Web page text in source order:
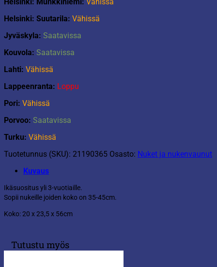
Helsinki: Suutarila: Vähissä
Jyväskyla: Saatavissa
Kouvola: Saatavissa
Lahti: Vähissä
Lappeenranta: Loppu
Pori: Vähissä
Porvoo: Saatavissa
Turku: Vähissä
Tuotetunnus (SKU): 21190365 Osasto: Nuket ja nukenvaunut
Kuvaus
Ikäsuositus yli 3-vuotiaille.
Sopii nukeille joiden koko on 35-45cm.
Koko: 20 x 23,5 x 56cm
Tutustu myös